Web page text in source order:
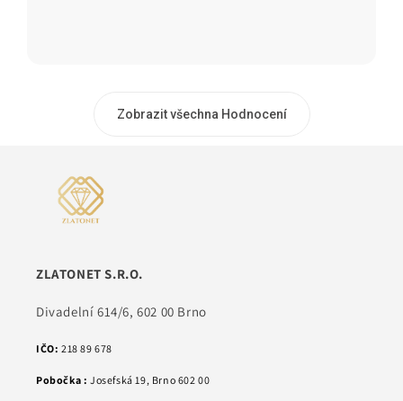
Zobrazit všechna Hodnocení
ZLATONET S.R.O.
Divadelní 614/6, 602 00 Brno
IČO: 218 89 678
Pobočka : Josefská 19, Brno 602 00